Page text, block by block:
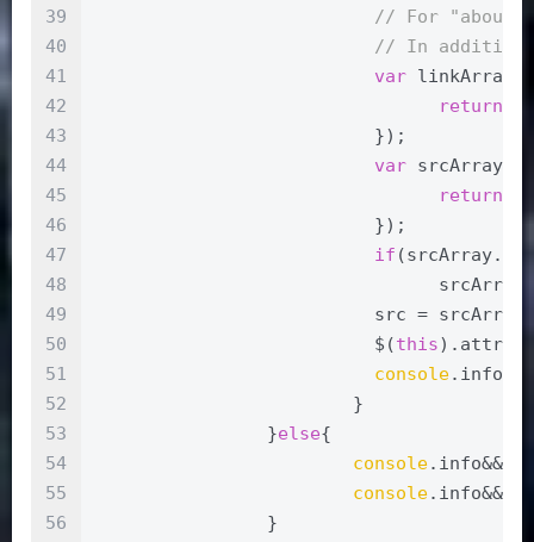
39
40
41
42
43
44
45
46
47
48
49
50
51
52
53
54
55
56
// For "about"
// In
var linkArray
return
			  });
var srcArray
return
			  });
if
src =
			  $(
this).attr(
console.info&&
			}
		}
else{
console.info&&
console.info&&
		}